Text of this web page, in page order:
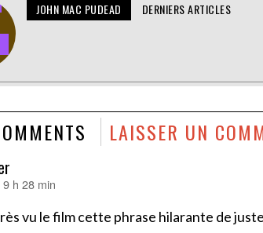
JOHN MAC PUDEAD DERNIERS ARTICLES
LAISSER UN
h 28 min
vu le film cette phrase hilarante de